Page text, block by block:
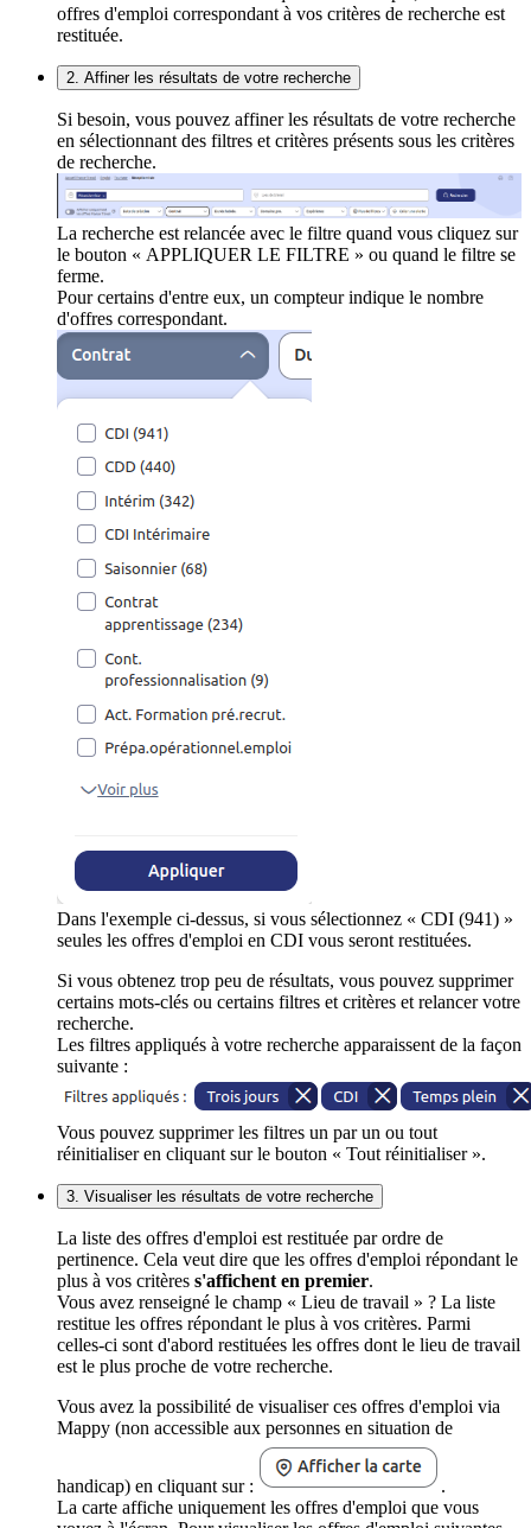
offres d'emploi correspondant à vos critères de recherche est
restituée.
2. Affiner les résultats de votre recherche
Si besoin, vous pouvez affiner les résultats de votre recherche
en sélectionnant des filtres et critères présents sous les critères
de recherche.
La recherche est relancée avec le filtre quand vous cliquez sur
le bouton « APPLIQUER LE FILTRE » ou quand le filtre se
ferme.
Pour certains d'entre eux, un compteur indique le nombre
d'offres correspondant.
Dans l'exemple ci-dessus, si vous sélectionnez « CDI (941) »
seules les offres d'emploi en CDI vous seront restituées.
Si vous obtenez trop peu de résultats, vous pouvez supprimer
certains mots-clés ou certains filtres et critères et relancer votre
recherche.
Les filtres appliqués à votre recherche apparaissent de la façon
suivante :
Vous pouvez supprimer les filtres un par un ou tout
réinitialiser en cliquant sur le bouton « Tout réinitialiser ».
3. Visualiser les résultats de votre recherche
La liste des offres d'emploi est restituée par ordre de
pertinence. Cela veut dire que les offres d'emploi répondant le
plus à vos critères s'affichent en premier.
Vous avez renseigné le champ « Lieu de travail » ? La liste
restitue les offres répondant le plus à vos critères. Parmi
celles-ci sont d'abord restituées les offres dont le lieu de travail
est le plus proche de votre recherche.
Vous avez la possibilité de visualiser ces offres d'emploi via
Mappy (non accessible aux personnes en situation de
handicap) en cliquant sur :
.
La carte affiche uniquement les offres d'emploi que vous